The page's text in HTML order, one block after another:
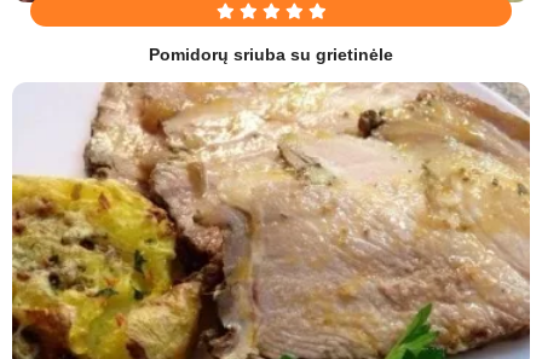
Pomidorų sriuba su grietinėle